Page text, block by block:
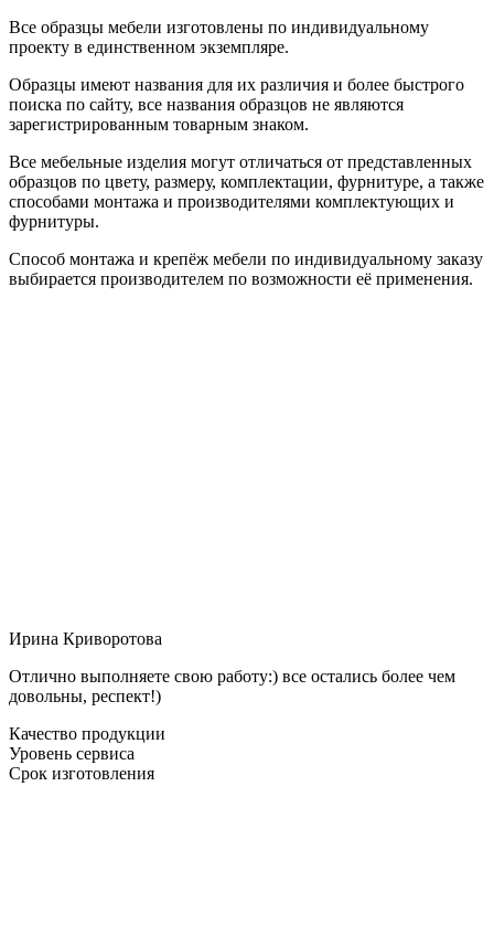
Все образцы мебели изготовлены по индивидуальному
проекту в единственном экземпляре.
Образцы имеют названия для их различия и более быстрого
поиска по сайту, все названия образцов не являются
зарегистрированным товарным знаком.
Все мебельные изделия могут отличаться от представленных
образцов по цвету, размеру, комплектации, фурнитуре, а также
способами монтажа и производителями комплектующих и
фурнитуры.
Способ монтажа и крепёж мебели по индивидуальному заказу
выбирается производителем по возможности её применения.
Ирина Криворотова
Отлично выполняете свою работу:) все остались более чем
довольны, респект!)
Качество продукции
Уровень сервиса
Срок изготовления